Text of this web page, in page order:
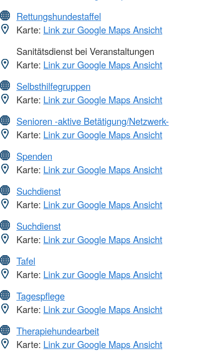
Rettungshundestaffel
Karte: Link zur Google Maps Ansicht
Sanitätsdienst bei Veranstaltungen
Karte: Link zur Google Maps Ansicht
Selbsthilfegruppen
Karte: Link zur Google Maps Ansicht
Senioren -aktive Betätigung/Netzwerk-
Karte: Link zur Google Maps Ansicht
Spenden
Karte: Link zur Google Maps Ansicht
Suchdienst
Karte: Link zur Google Maps Ansicht
Suchdienst
Karte: Link zur Google Maps Ansicht
Tafel
Karte: Link zur Google Maps Ansicht
Tagespflege
Karte: Link zur Google Maps Ansicht
Therapiehundearbeit
Karte: Link zur Google Maps Ansicht